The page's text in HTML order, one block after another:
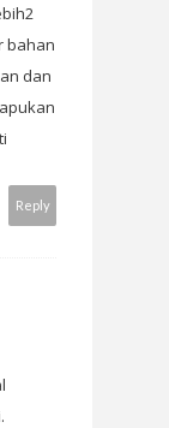
bahan
dan
Reply